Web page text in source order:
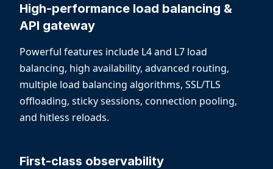
High-performance load balancing &
API gateway
Powerful features include L4 and L7 load
balancing, high availability, advanced routing,
multiple load balancing algorithms, SSL/TLS
offloading, sticky sessions, connection pooling,
and hitless reloads.
First-class observability